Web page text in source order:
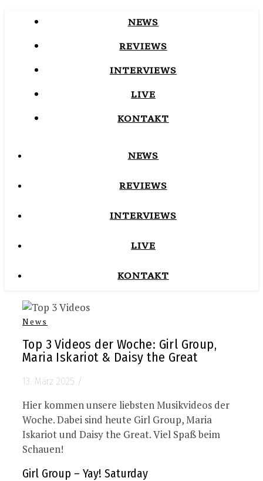
NEWS
REVIEWS
INTERVIEWS
LIVE
KONTAKT
NEWS
REVIEWS
INTERVIEWS
LIVE
KONTAKT
News
Top 3 Videos der Woche: Girl Group,
Maria Iskariot & Daisy the Great
13. März 2025 /
Hier kommen unsere liebsten Musikvideos der
Woche. Dabei sind heute Girl Group, Maria
Iskariot und Daisy the Great. Viel Spaß beim
Schauen!
Girl Group – Yay! Saturday